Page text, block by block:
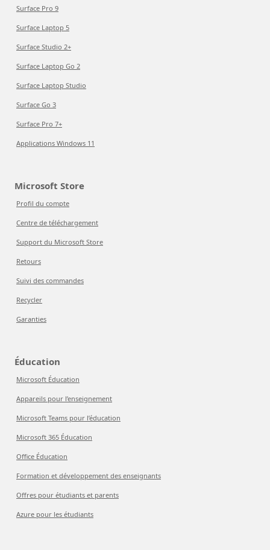
Surface Pro 9
Surface Laptop 5
Surface Studio 2+
Surface Laptop Go 2
Surface Laptop Studio
Surface Go 3
Surface Pro 7+
Applications Windows 11
Microsoft Store
Profil du compte
Centre de téléchargement
Support du Microsoft Store
Retours
Suivi des commandes
Recycler
Garanties
Éducation
Microsoft Éducation
Appareils pour l’enseignement
Microsoft Teams pour l’éducation
Microsoft 365 Éducation
Office Éducation
Formation et développement des enseignants
Offres pour étudiants et parents
Azure pour les étudiants